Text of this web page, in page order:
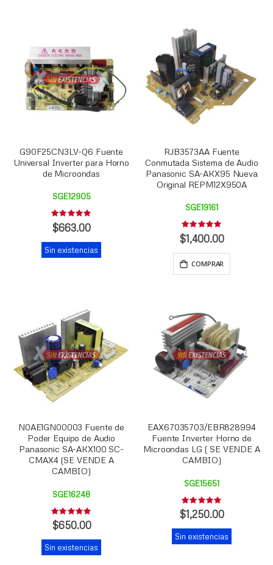
G90F25CN3LV-Q6 Fuente
Universal Inverter para Horno
de Microondas
SGE12905
Rating:
0%
$663.00
Sin existencias
RJB3573AA Fuente
Conmutada Sistema de Audio
Panasonic SA-AKX95 Nueva
Original REPM12X950A
SGE19161
Rating:
0%
$1,400.00
COMPRAR
N0AE1GN00003 Fuente de
Poder Equipo de Audio
Panasonic SA-AKX100 SC-
CMAX4 (SE VENDE A
CAMBIO)
SGE16248
Rating:
0%
$650.00
Sin existencias
EAX67035703/EBR828994
Fuente Inverter Horno de
Microondas LG ( SE VENDE A
CAMBIO)
SGE15651
Rating:
0%
$1,250.00
Sin existencias